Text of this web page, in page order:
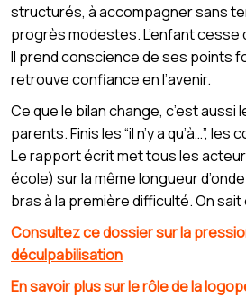
structurés, à accompagner sans
progrès modestes. L’enfant cesse
Il prend conscience de ses points
retrouve confiance en l’avenir.
Ce que le bilan change, c’est aussi
parents. Finis les “il n’y a qu’à…”,
Le rapport écrit met tous les
école) sur la même longueur
bras à la première difficulté. On sait
Consultez ce dossier sur la
déculpabilisation
En savoir plus sur le rôle de la